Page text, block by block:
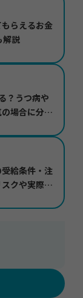
らえるお金
解説
？うつ病や
場合に分け
受給条件・注
クや実際の